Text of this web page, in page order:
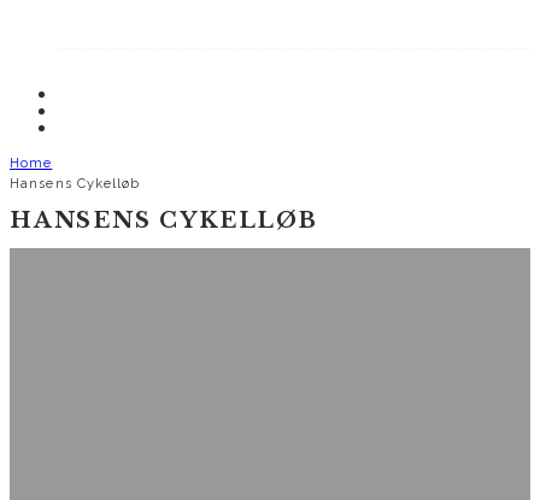
Home
Hansens Cykelløb
HANSENS CYKELLØB